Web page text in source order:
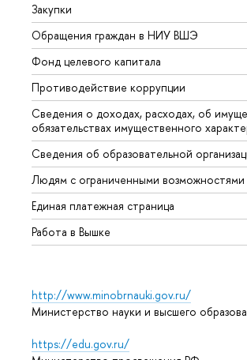
Закупки
Обращения граждан в НИУ ВШЭ
Фонд целевого капитала
Противодействие коррупции
Сведения о доходах, расходах, об
обязательствах имущественного
Сведения об образовательной
Людям с ограниченными возможностями
Единая платежная страница
Работа в Вышке
http://www.minobrnauki.gov.ru/
Министерство науки и высшего
https://edu.gov.ru/